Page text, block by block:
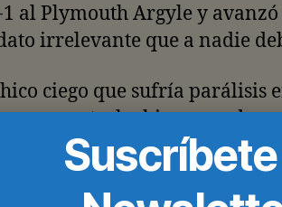
al Plymouth Argyle y
irrelevante que a nadie
ciego que sufría parálisis
se encontraba bien cuando
Inglaterra para ver a su
de cuarta división, jugar en el
al estadio, a Kevin le